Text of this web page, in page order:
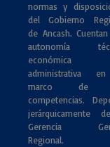
normas y
del Gobierno
de Ancash.
autonomía
administrativa
marco de
competencias.
jerárquicamente
Gerencia
Regional.